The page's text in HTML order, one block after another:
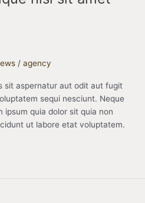
/ agency
sit aspernatur aut odit aut fugit
sequi nesciunt. Neque
ipsum quia dolor sit quia non
ut labore etat voluptatem.